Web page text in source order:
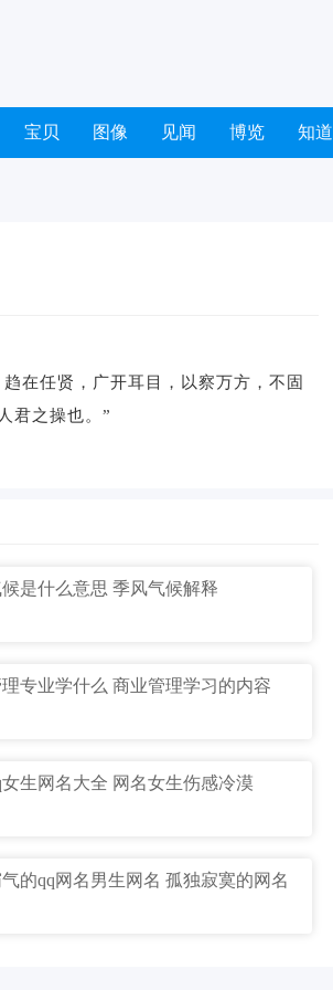
宝贝 图像 见闻 博览 知道
在任贤，广开耳目，以察万方，不固
君之操也。”
是什么意思 季风气候解释
专业学什么 商业管理学习的内容
生网名大全 网名女生伤感冷漠
的qq网名男生网名 孤独寂寞的网名